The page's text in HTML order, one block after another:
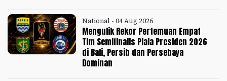
National - 04 Aug 2026
Mengulik Rekor Pertemuan Empat
Tim Semifinalis Piala Presiden 2026
di Bali, Persib dan Persebaya
Dominan